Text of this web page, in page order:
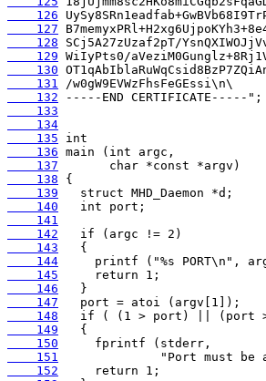
    126
    127
    128
    129
    130
    131
    132
    133
    134
    135
    136
    137
    138
    139
    140
    141
    142
    143
    144
    145
    146
    147
    148
    149
    150
    151
    152